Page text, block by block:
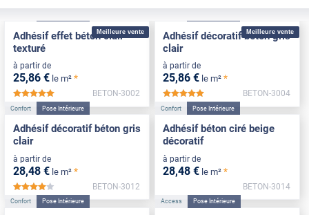
Meilleure vente
Adhésif effet béton clair
texturé
à partir de
25,86 € le m² *
*****
BETON-3002
Meilleure vente
Adhésif décoratif béton gris
clair
à partir de
25,86 € le m² *
BETON-3004
Confort Pose Intérieure
Adhésif décoratif béton gris
clair
à partir de
28,48 € le m² *
*****
BETON-3012
Confort Pose Intérieure
Adhésif béton ciré beige
décoratif
à partir de
28,48 € le m² *
BETON-3014
Confort Pose Intérieure Access Pose Intérieure